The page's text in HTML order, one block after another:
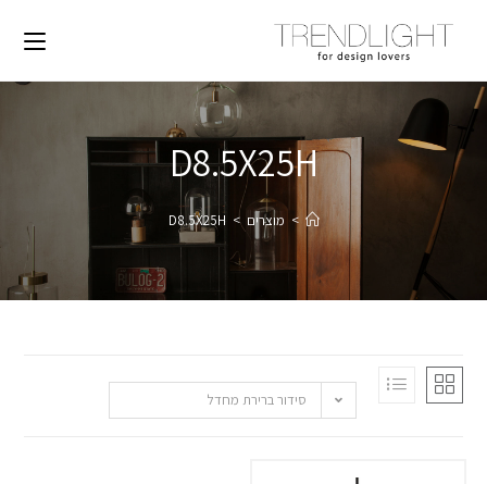
D8.5X25H
> מוצרים >
D8.5X25H
סידור ברירת מחדל